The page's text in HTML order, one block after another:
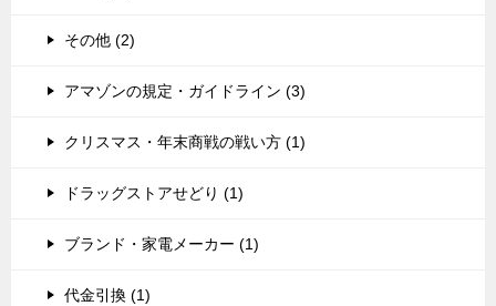
その他 (2)
アマゾンの規定・ガイドライン (3)
クリスマス・年末商戦の戦い方 (1)
ドラッグストアせどり (1)
ブランド・家電メーカー (1)
代金引換 (1)